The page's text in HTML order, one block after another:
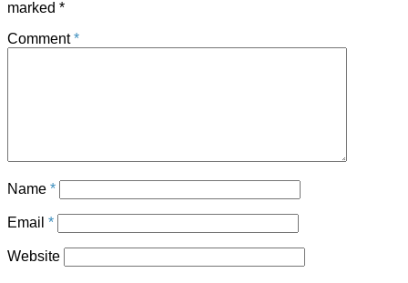
marked *
Comment*
Name *
Email *
Website